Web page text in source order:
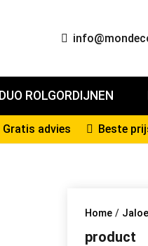
DUO ROLGORDIJNEN
Gratis advies Beste
Home /
product